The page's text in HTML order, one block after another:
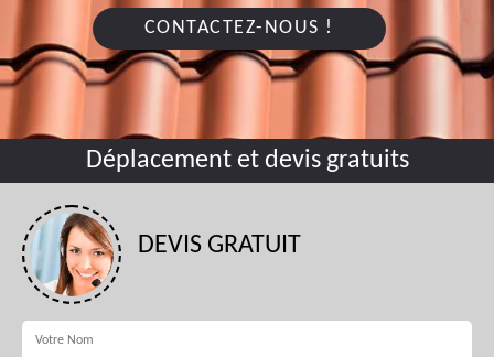
CONTACTEZ-NOUS !
Déplacement et devis gratuits
DEVIS GRATUIT